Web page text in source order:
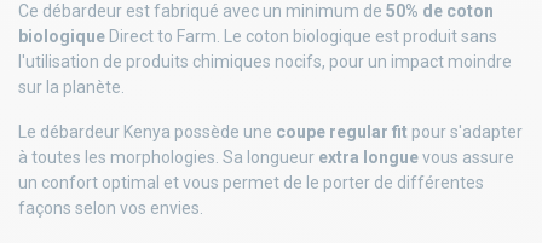
Ce débardeur est fabriqué avec un minimum de 50% de coton
biologique Direct to Farm. Le coton biologique est produit sans
l'utilisation de produits chimiques nocifs, pour un impact moindre
sur la planète.
Le débardeur Kenya possède une coupe regular fit pour s'adapter
à toutes les morphologies. Sa longueur extra longuevous assure
un confort optimal et vous permet de le porter de différentes
façons selon vos envies.